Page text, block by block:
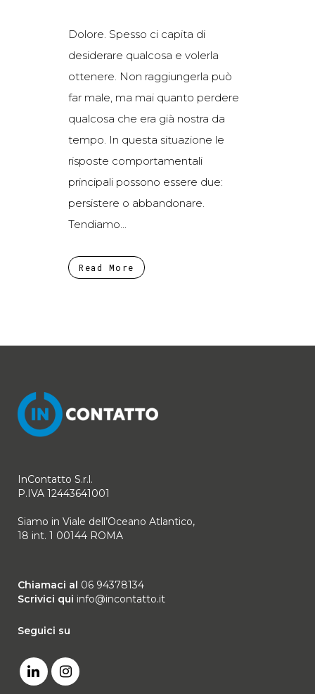
Dolore. Spesso ci capita di
desiderare qualcosa e volerla
ottenere. Non raggiungerla può
far male, ma mai quanto perdere
qualcosa che era già nostra da
tempo. In questa situazione le
risposte comportamentali
principali possono essere due:
persistere o abbandonare.
Tendiamo...
Read More
InContatto S.r.l.
P.IVA 12443641001
Siamo in Viale dell’Oceano Atlantico,
18 int. 1 00144 ROMA
Chiamaci al 06 94378134
Scrivici qui info@incontatto.it
Seguici su